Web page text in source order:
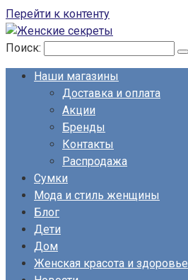
Перейти к контенту
Поиск:
Наши магазины
Доставка и оплата
Акции
Бренды
Контакты
Распродажа
Сумки
Мода и стиль женщины
Блог
Дети
Дом
Женская красота и здоровье